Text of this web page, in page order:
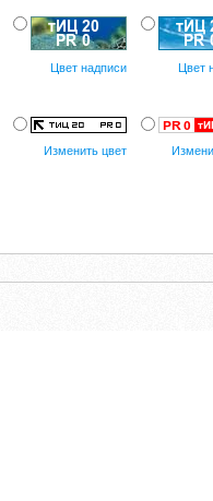
Цвет надписи Цвет
Изменить цвет